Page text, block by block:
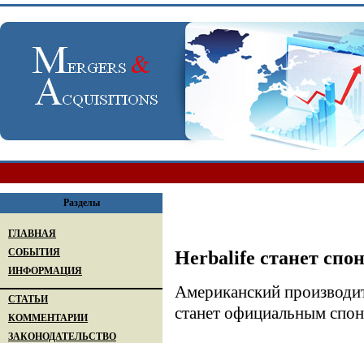
Разделы
ГЛАВНАЯ
СОБЫТИЯ
ИНФОРМАЦИЯ
СТАТЬИ
КОММЕНТАРИИ
ЗАКОНОДАТЕЛЬСТВО
Herbalife станет
Американский
станет официальным